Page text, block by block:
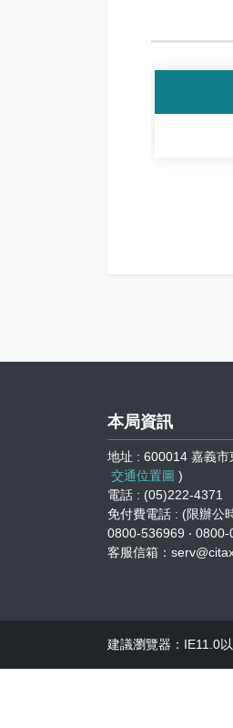
本局資訊
地址 : 600014 嘉義
交通位置圖 )
電話 : (05)222-4371
免付費電話 : (限辦公
0800-536969 ‧ 0800-
客服信箱：
建議瀏覽器：IE11.0